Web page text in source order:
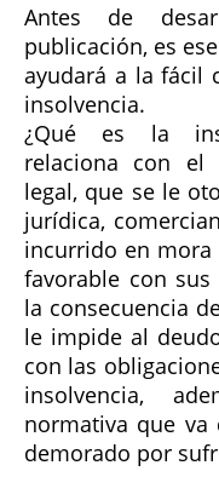
Antes de
publicación, es
ayudará a la fácil
insolvencia.
¿Qué es la
relaciona con el
legal, que se le
jurídica,
incurrido en mora
favorable con sus
la consecuencia
le impide al
con las
insolvencia,
normativa que
demorado por